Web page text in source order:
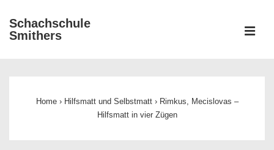
Zum
Inhalt
Schachschule
Smithers
Home › Hilfsmatt und Selbstmatt › Rimkus, Mecislovas –
Hilfsmatt in vier Zügen